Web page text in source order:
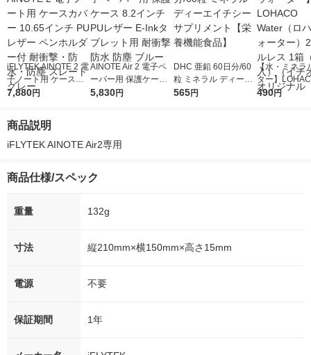
iFLYTEK AINOTE 2 電
子ノート用 ケースカ
バー 10.65インチ PU
塵 スレートグレー
7,880円
AINOTE Air 2 電子ペ
ーパー用 保護ケース
8.2インチ PUレザー E
5,830円
DHC 亜鉛 60日分/60
粒 ミネラル ディーエ
イチシー サプリメン
565円
【水・ミネラ
ター】
r（ロハコウ
490円
商品説明
iFLYTEK AINOTE Air2専用
商品仕様/スペック
重量 132g
寸法 縦210mm×横150mm×高さ15mm
電源 不要
保証期間 1年